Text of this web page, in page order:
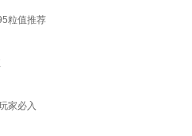
粒值推荐
家必入